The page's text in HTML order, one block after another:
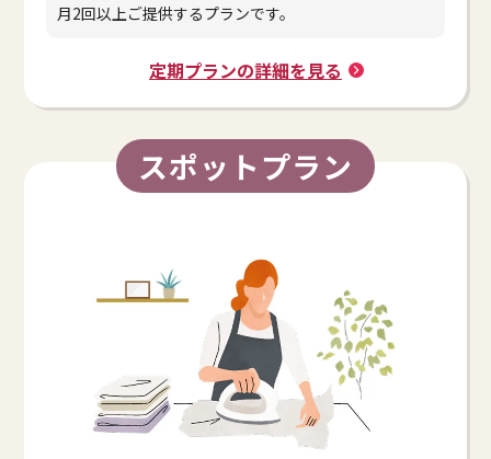
月2回以上ご提供するプランです。
定期プランの詳細を見る
スポットプラン